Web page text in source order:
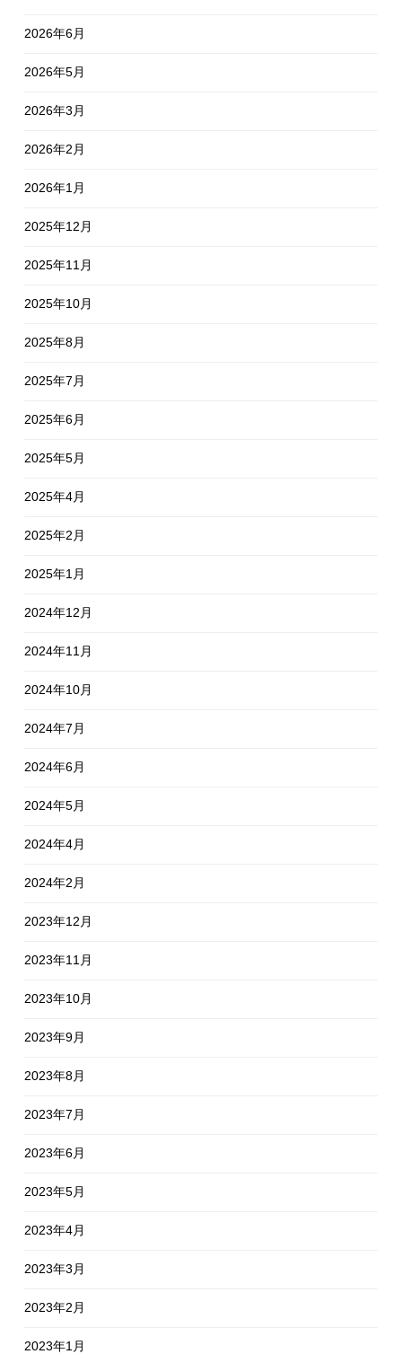
2026年6月
2026年5月
2026年3月
2026年2月
2026年1月
2025年12月
2025年11月
2025年10月
2025年8月
2025年7月
2025年6月
2025年5月
2025年4月
2025年2月
2025年1月
2024年12月
2024年11月
2024年10月
2024年7月
2024年6月
2024年5月
2024年4月
2024年2月
2023年12月
2023年11月
2023年10月
2023年9月
2023年8月
2023年7月
2023年6月
2023年5月
2023年4月
2023年3月
2023年2月
2023年1月